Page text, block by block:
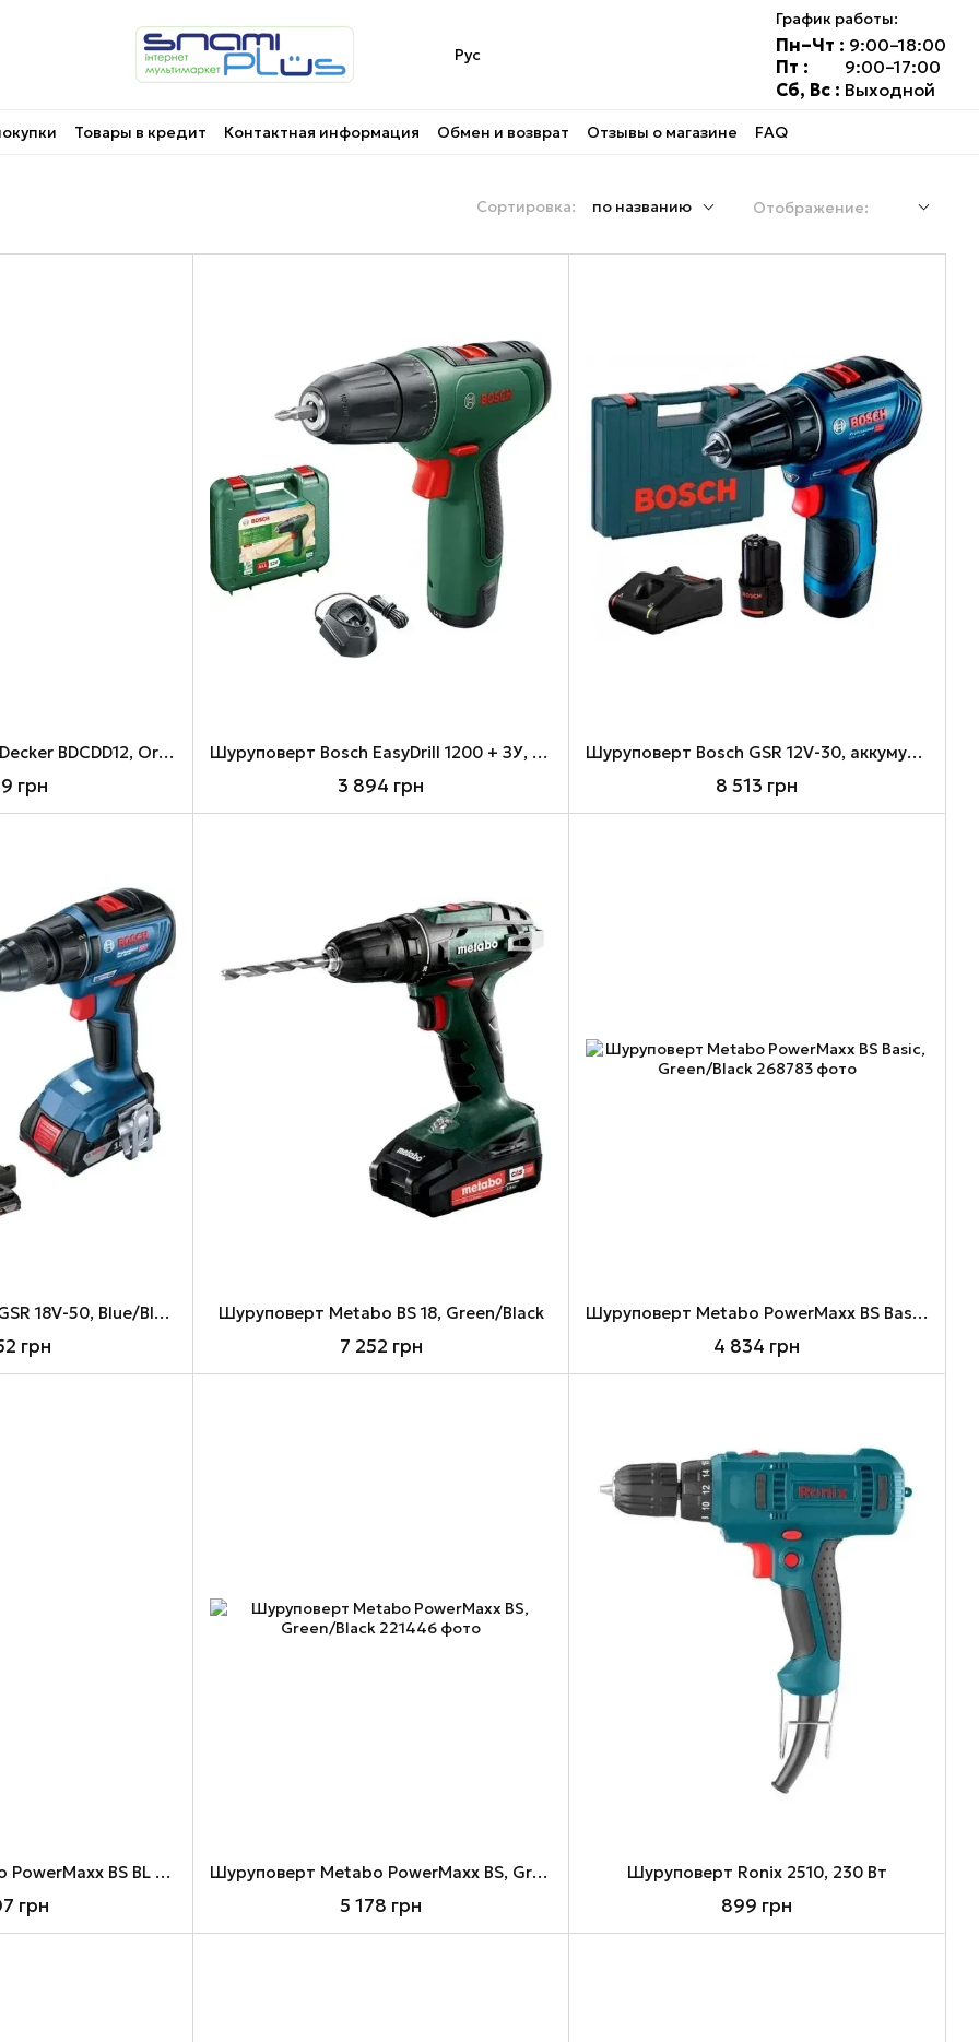
Рус
График работы:
Пн–Чт : 9:00–18:00
Пт :
9:00–17:00
Сб, Вс : Выходной
Товары в кредит Контактная информация Обмен и возврат Отзывы о магазине FAQ
Сортировка: по названию Отображение:
Шуруповерт Black&Decker BDCDD12, Orange/Black, 10.8В / 1.5Ah, 550 об./мин
грн
Шуруповерт Bosch EasyDrill 1200 + ЗУ, Green/Black (0.603.9D3.006)
3 894 грн
Шуруповерт Bosch GSR 12V-30, аккумуляторный (0.601.9G9.000)
8 513 грн
Шуруповерт Bosch GSR 18V-50, Blue/Black (0.601.9H5.004)
грн
Шуруповерт Metabo BS 18, Green/Black
7 252 грн
Шуруповерт Metabo PowerMaxx BS Basic, Green/Black
4 834 грн
Шуруповерт Metabo PowerMaxx BS BL Q, Green/Black
грн
Шуруповерт Metabo PowerMaxx BS, Green/Black
5 178 грн
Шуруповерт Ronix 2510, 230 Вт
899 грн